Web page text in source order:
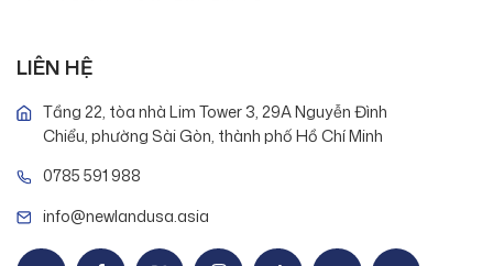
LIÊN HỆ
Tầng 22, tòa nhà Lim Tower 3, 29A Nguyễn Đình
Chiểu, phường Sài Gòn, thành phố Hồ Chí Minh
0785 591 988
info@newlandusa.asia